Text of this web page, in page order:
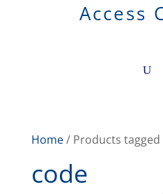
Access
Home/ Products tagged
code